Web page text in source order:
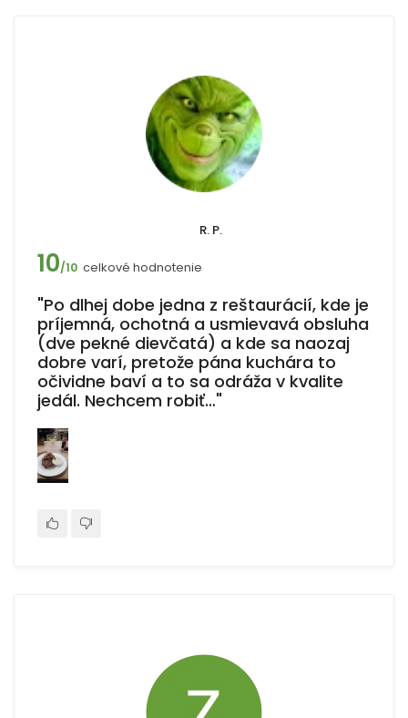
R. P.
10/10 celkové hodnotenie
"Po dlhej dobe jedna z reštaurácií, kde je
príjemná, ochotná a usmievavá obsluha
(dve pekné dievčatá) a kde sa naozaj
dobre varí, pretože pána kuchára to
očividne baví a to sa odráža v kvalite
jedál. Nechcem robiť…"